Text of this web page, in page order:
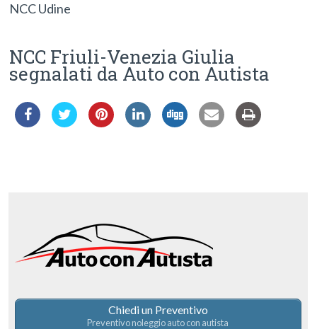
NCC Udine
NCC Friuli-Venezia Giulia
segnalati da Auto con Autista
Chiedi un Preventivo
Preventivo noleggio auto con autista